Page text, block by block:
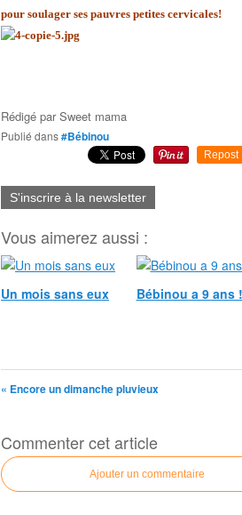
pour soulager ses pauvres petites cervicales!
Rédigé parSweet mama
Publié dans#Bébinou
Repost
S'inscrire à la newsletter
Vous aimerez aussi :
Un mois sans eux Bébinou a 9 ans
« Encore un dimanche pluvieux
Commenter cet article
Ajouter un commentaire